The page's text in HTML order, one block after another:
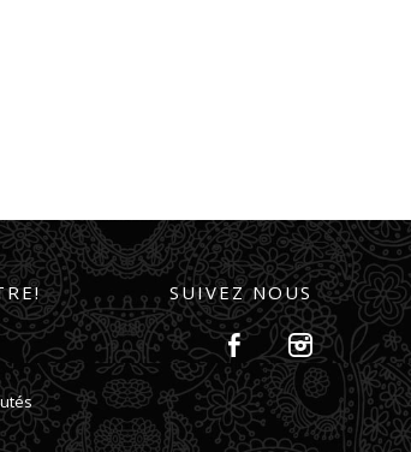
SUIVEZ NOUS